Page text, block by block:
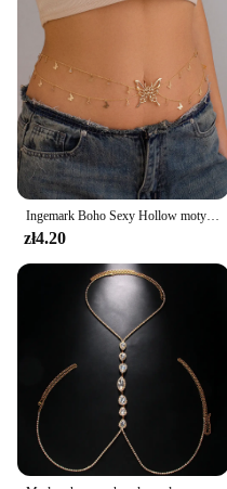
Ingemark Boho Sexy Hollow motylkowy łańcuszek pas ciążowy dla kobiet letnie Bikini kryształowy frędzel wisiorek Link biżuteria do ciała prezent
zł4.20